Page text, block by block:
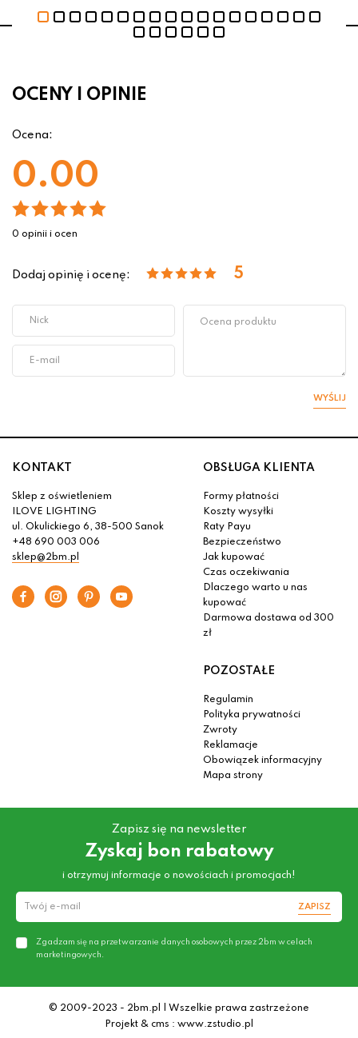
OCENY I OPINIE
Ocena:
0.00
0 opinii i ocen
Dodaj opinię i ocenę: 5
WYŚLIJ
KONTAKT
Sklep z oświetleniem
ILOVE LIGHTING
ul. Okulickiego 6, 38-500 Sanok
+48 690 003 006
sklep@2bm.pl
OBSŁUGA KLIENTA
Formy płatności
Koszty wysyłki
Raty Payu
Bezpieczeństwo
Jak kupować
Czas oczekiwania
Dlaczego warto u nas
kupować
Darmowa dostawa od 300
zł
POZOSTAŁE
Regulamin
Polityka prywatności
Zwroty
Reklamacje
Obowiązek informacyjny
Mapa strony
Zapisz się na newsletter
Zyskaj bon rabatowy
i otrzymuj informacje o nowościach i promocjach!
ZAPISZ
Zgadzam się na przetwarzanie danych osobowych przez 2bm w celach
marketingowych.
© 2009-2023 - 2bm.pl | Wszelkie prawa zastrzeżone
Projekt & cms : www.zstudio.pl